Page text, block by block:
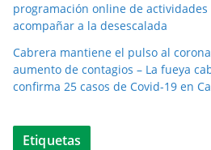
programación online de
acompañar a la desescalada
Cabrera mantiene el pulso al
aumento de contagios – La fueya
confirma 25 casos de Covid-19 en
Etiquetas